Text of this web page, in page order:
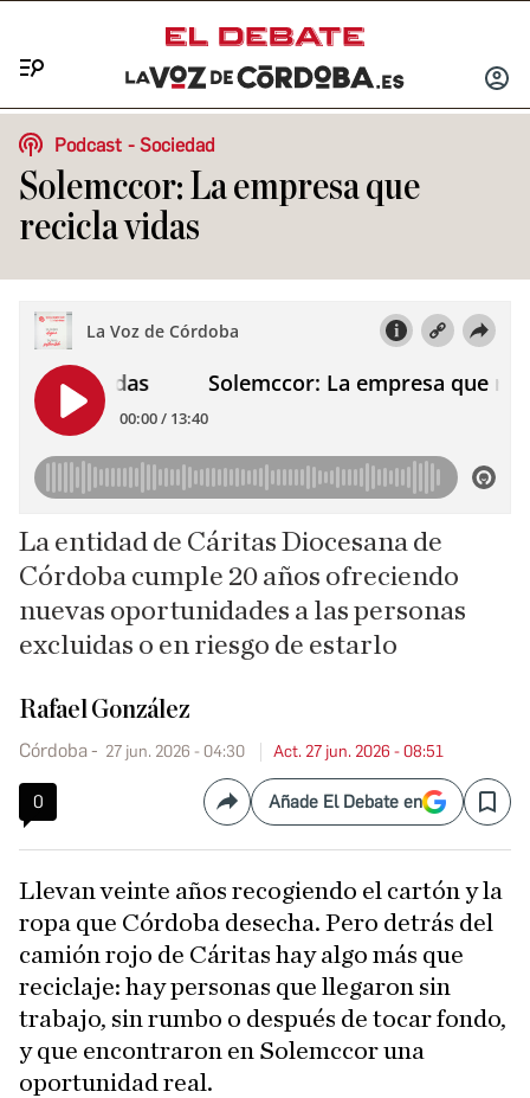
INICIAR
Podcast Sociedad
Solemccor: La empresa que
recicla vidas
La entidad de Cáritas Diocesana de
Córdoba cumple 20 años ofreciendo
nuevas oportunidades a las personas
excluidas o en riesgo de estarlo
Rafael González
Córdoba 27 jun. 2026 - 04:30 Act. 27 jun. 2026 - 08:51
0 CompartirAñade El Debate en Save
Llevan veinte años recogiendo el cartón y la
ropa que Córdoba desecha. Pero detrás del
camión rojo de Cáritas hay algo más que
reciclaje: hay personas que llegaron sin
trabajo, sin rumbo o después de tocar fondo,
y que encontraron en Solemccor una
oportunidad real.